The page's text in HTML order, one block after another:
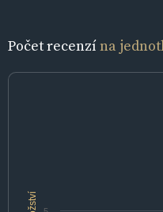
Počet recenzína